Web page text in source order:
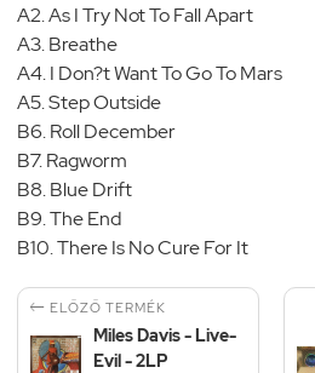
A2. As I Try Not To Fall Apart
A3. Breathe
A4. I Don?t Want To Go To Mars
A5. Step Outside
B6. Roll December
B7. Ragworm
B8. Blue Drift
B9. The End
B10. There Is No Cure For It
 ELŐZŐ TERMÉK
Miles Davis - Live-
Evil - 2LP